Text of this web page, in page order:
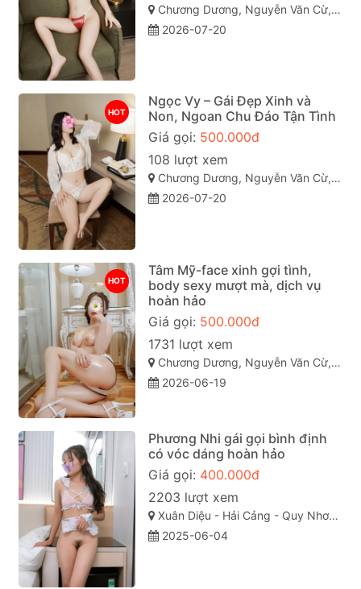
Chương Dương, Nguyễn Văn Cừ, Quy Nhơn, Bình Định
2026-07-20
HOT
Ngọc Vy – Gái Đẹp Xinh và
Non, Ngoan Chu Đáo Tận Tình
Giá gọi: 500.000đ
108 lượt xem
Chương Dương, Nguyễn Văn Cừ, Quy Nhơn, Bình Định
2026-07-20
HOT
Tâm Mỹ-face xinh gợi tình,
body sexy mượt mà, dịch vụ
hoàn hảo
Giá gọi: 500.000đ
1731 lượt xem
Chương Dương, Nguyễn Văn Cừ, TP Quy Nhơn
2026-06-19
Phương Nhi gái gọi bình định
có vóc dáng hoàn hảo
Giá gọi: 400.000đ
2203 lượt xem
Xuân Diệu - Hải Cảng - Quy Nhơn - Bình Định
2025-06-04